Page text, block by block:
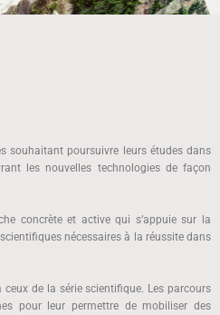
souhaitant poursuivre leurs études dans
les nouvelles technologies de façon
concrète et active qui s’appuie sur la
nécessaires à la réussite dans
de la série scientifique. Les parcours
pour leur permettre de mobiliser des